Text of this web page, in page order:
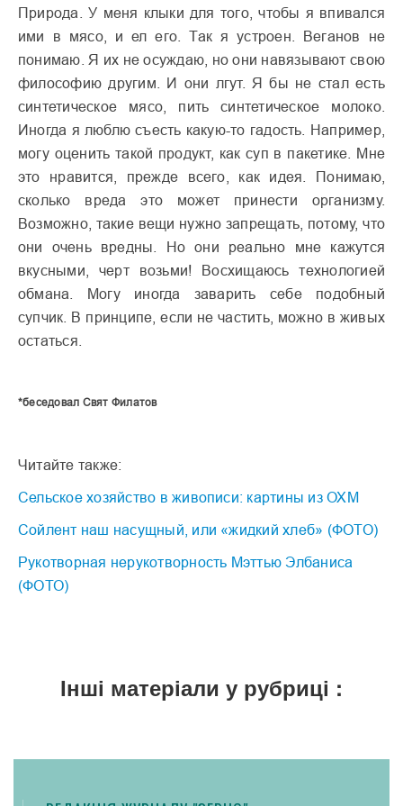
Природа. У меня клыки для того, чтобы я впивался
ими в мясо, и ел его. Так я устроен. Веганов не
понимаю. Я их не осуждаю, но они навязывают свою
философию другим. И они лгут. Я бы не стал есть
синтетическое мясо, пить синтетическое молоко.
Иногда я люблю съесть какую-то гадость. Например,
могу оценить такой продукт, как суп в пакетике. Мне
это нравится, прежде всего, как идея. Понимаю,
сколько вреда это может принести организму.
Возможно, такие вещи нужно запрещать, потому, что
они очень вредны. Но они реально мне кажутся
вкусными, черт возьми! Восхищаюсь технологией
обмана. Могу иногда заварить себе подобный
супчик. В принципе, если не частить, можно в живых
остаться.
*беседовал Свят Филатов
Читайте также:
Сельское хозяйство в живописи: картины из ОХМ
Сойлент наш насущный, или «жидкий хлеб» (ФОТО)
Рукотворная нерукотворность Мэттью Элбаниса
(ФОТО)
Інші матеріали у рубриці :